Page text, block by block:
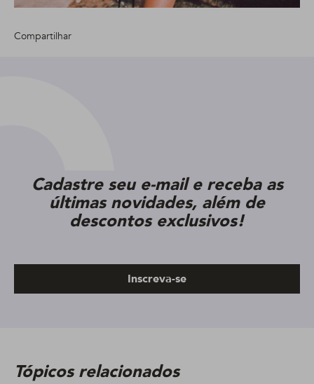
Compartilhar
Cadastre seu e-mail e receba as
últimas novidades, além de
descontos exclusivos!
Inscreva-se
Tópicos relacionados